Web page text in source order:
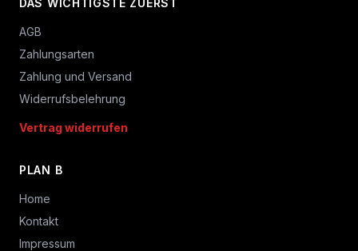
DAS WICHTIGSTE ZUERST
AGB
Zahlungsarten
Zahlung und Versand
Widerrufsbelehrung
Vertrag widerrufen
PLAN B
Home
Kontakt
Impressum